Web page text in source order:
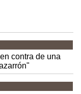
contra de una